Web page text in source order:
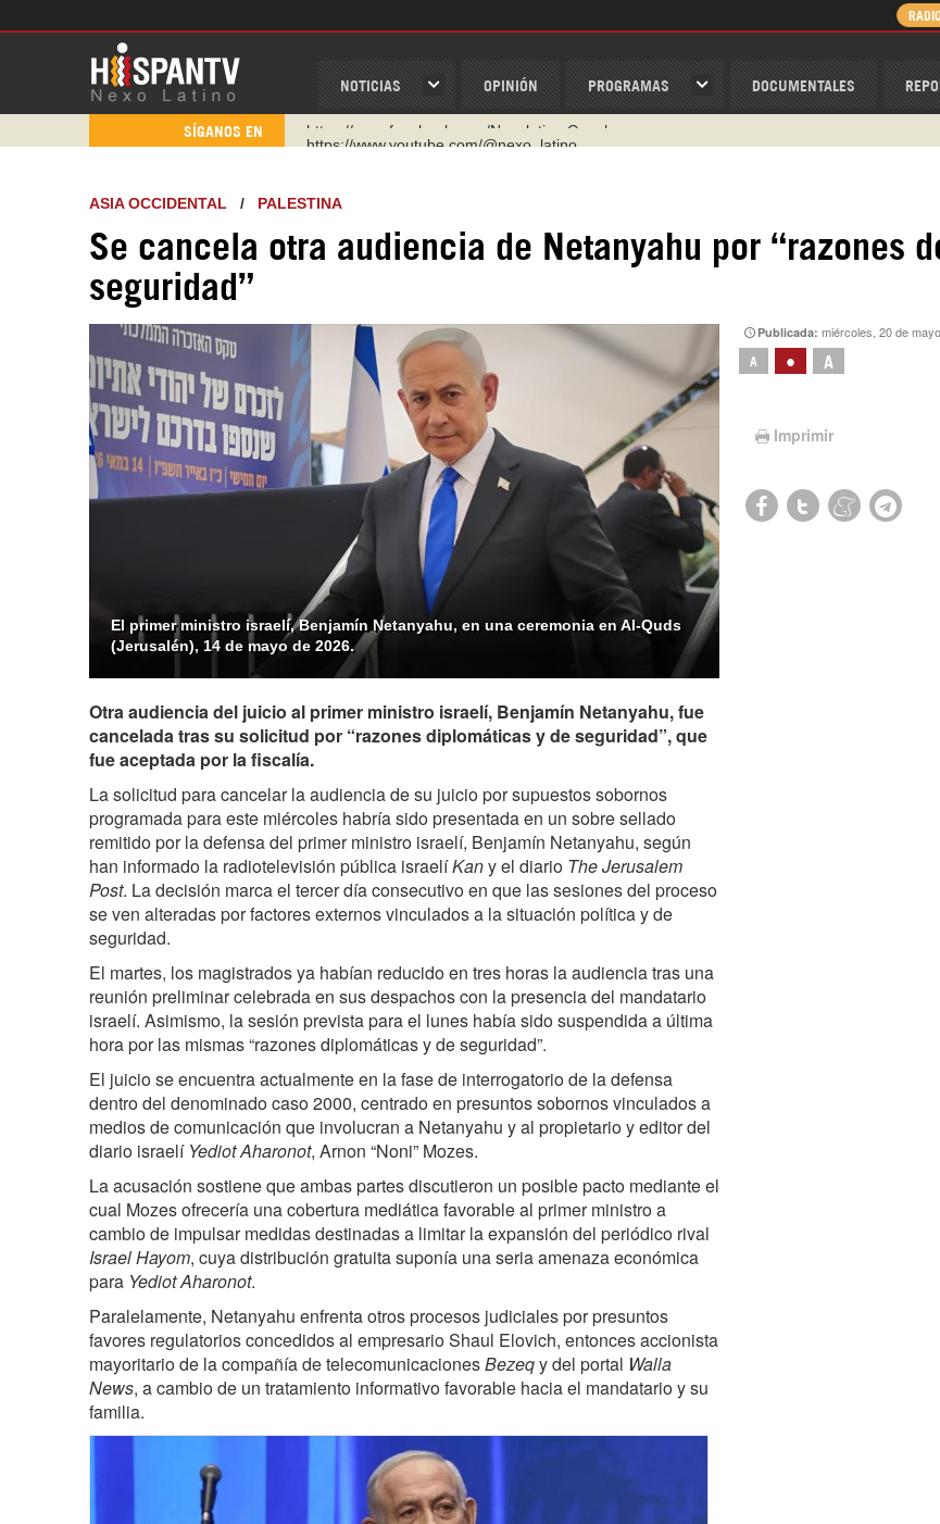
NOTICIAS OPINIÓN PROGRAMAS DOCUMENTALES
RADIO
SÍGANOS EN
https://www.youtube.com/@nexo_latino
https://t.me/hispantvcanal
https://urmedium.com/c/hispantv
WhatsApp y Viber: +98 921 79 29 404
https://www.facebook.com/Nexolatino.Canal
ASIA OCCIDENTAL / PALESTINA
Se cancela otra audiencia de Netanyahu por “razones
seguridad”
El primer ministro israelí, Benjamín Netanyahu, en una ceremonia en Al-Quds
(Jerusalén), 14 de mayo de 2026.
Publicada:miércoles, 20 de
A • A
Imprimir
Otra audiencia del juicio al primer ministro israelí, Benjamín Netanyahu, fue
cancelada tras su solicitud por “razones diplomáticas y de seguridad”, que
fue aceptada por la fiscalía.
La solicitud para cancelar la audiencia de su juicio por supuestos sobornos
programada para este miércoles habría sido presentada en un sobre sellado
remitido por la defensa del primer ministro israelí, Benjamín Netanyahu, según
han informado la radiotelevisión pública israelíKany el diario The Jerusalem
Post. La decisión marca el tercer día consecutivo en que las sesiones del proceso
se ven alteradas por factores externos vinculados a la situación política y de
seguridad.
El martes, los magistrados ya habían reducido en tres horas la audiencia tras una
reunión preliminar celebrada en sus despachos con la presencia del mandatario
israelí. Asimismo, la sesión prevista para el lunes había sido suspendida a última
hora por las mismas “razones diplomáticas y de seguridad”.
El juicio se encuentra actualmente en la fase de interrogatorio de la defensa
dentro del denominado caso 2000, centrado en presuntos sobornos vinculados a
medios de comunicación que involucran a Netanyahu y al propietario y editor del
diario israelí Yediot Aharonot, Arnon “Noni” Mozes.
La acusación sostiene que ambas partes discutieron un posible pacto mediante el
cual Mozes ofrecería una cobertura mediática favorable al primer ministro a
cambio de impulsar medidas destinadas a limitar la expansión del periódico rival
Israel Hayom, cuya distribución gratuita suponía una seria amenaza económica
para Yediot Aharonot.
Paralelamente, Netanyahu enfrenta otros procesos judiciales por presuntos
favores regulatorios concedidos al empresario Shaul Elovich, entonces accionista
mayoritario de la compañía de telecomunicacionesBezeqy del portal Walla
News, a cambio de un tratamiento informativo favorable hacia el mandatario y su
familia.